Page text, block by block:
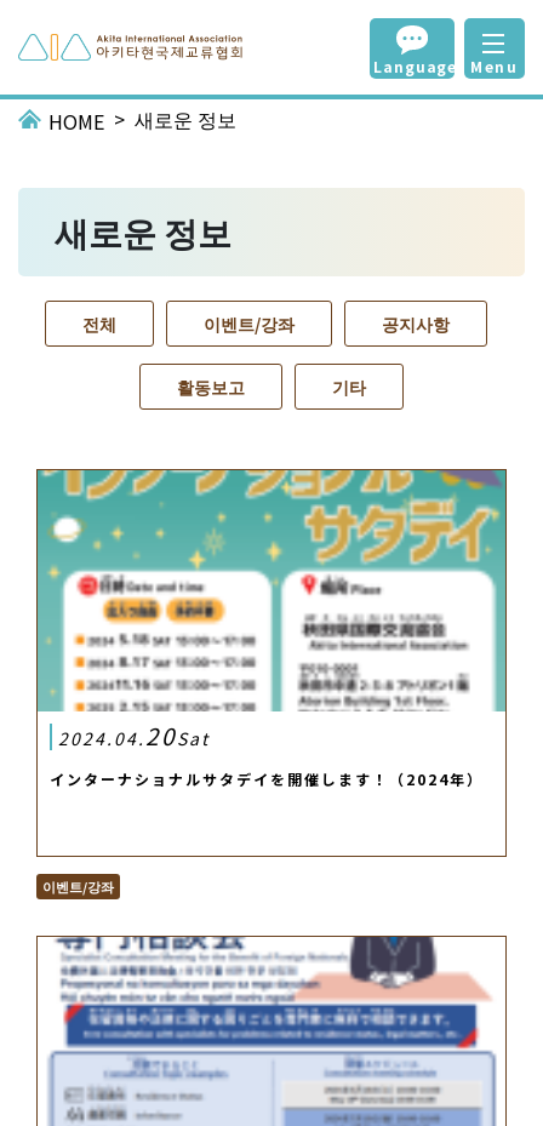
Language Menu
HOME 새로운 정보
새로운 정보
전체 이벤트/강좌 공지사항
활동보고 기타
2024.04. 20Sat
インターナショナルサタデイを開催します！（2024年）
이벤트/강좌